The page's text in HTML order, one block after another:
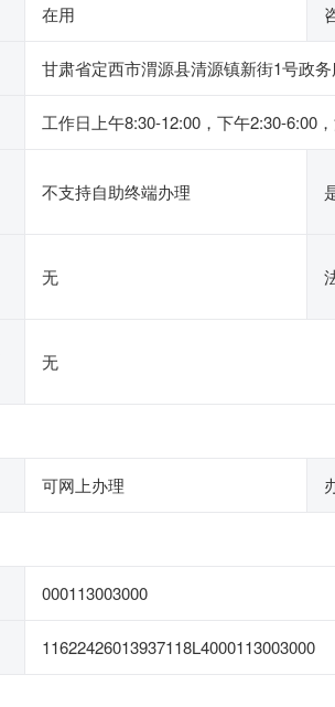
在用
甘肃省定西市渭源县清源镇新街1号政
工作日上午8:30-12:00，下午2:30-6:00
不支持自助终端办理
无
无
可网上办理
000113003000
11622426013937118L4000113003000